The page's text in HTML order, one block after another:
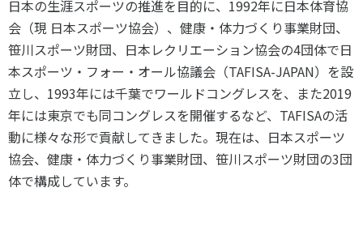
日本の生涯スポーツの推進を目的に、 1992年に日本体育協
会（現 日本スポーツ協会）、健康・体力づくり事業財団、
笹川スポーツ財団、日本レクリエーション協会の4団体で日
本スポーツ・フォー・オール協議会（TAFISA-JAPAN）を設
立し、 1993年には千葉でワールドコングレスを、また2019
年には東京でも同コングレスを開催するなど、 TAFISAの活
動に様々な形で貢献してきました。現在は、日本スポーツ
協会、健康・体力づくり事業財団、笹川スポーツ財団の3団
体で構成しています。